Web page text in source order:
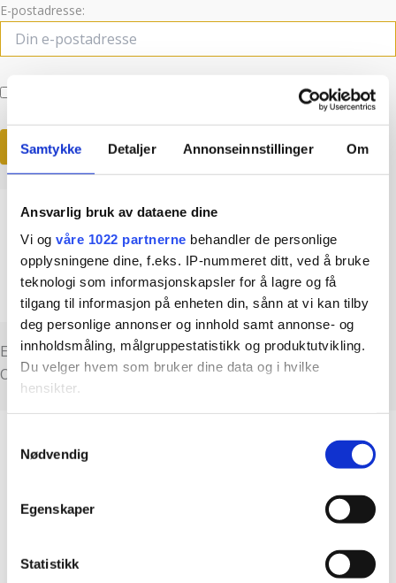
Samtykke Detaljer Annonseinnstillinger Om
Ansvarlig bruk av dataene dine
Vi og våre 1022 partnerne behandler de personlige
opplysningene dine, f.eks. IP-nummeret ditt, ved å bruke
teknologi som informasjonskapsler for å lagre og få
tilgang til informasjon på enheten din, sånn at vi kan tilby
deg personlige annonser og innhold samt annonse- og
innholdsmåling, målgruppestatistikk og produktutvikling.
Du velger hvem som bruker dine data og i hvilke
hensikter.
Innhente informasjon om den geografiske
Identifisere enheten din ved å aktivt skanne den
Undermer info
kan du lese om hvordan dine personlige
Nødvendig
Egenskaper
Statistikk
E-postadresse:
Emmk AS
Organisasjonsnummer: 927686228